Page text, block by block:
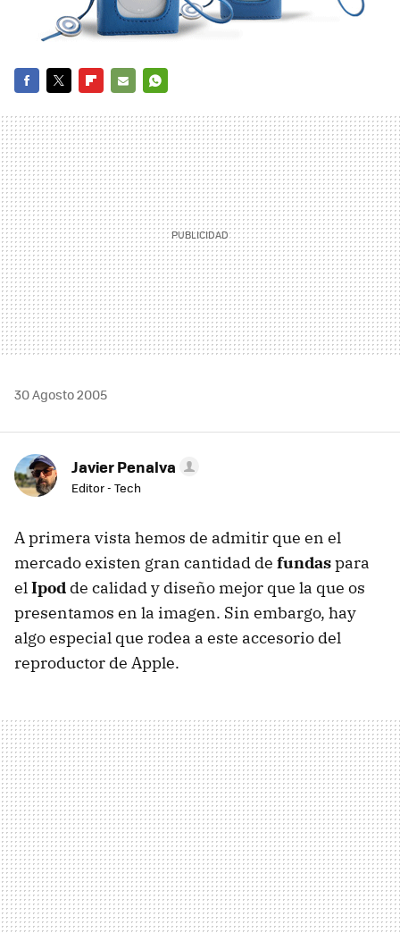
MAIL
30 Agosto 2005
Javier Penalva
Editor - Tech
A primera vista hemos de admitir que en el
mercado existen gran cantidad de fundaspara
elIpod de calidad y diseño mejor que la que os
presentamos en la imagen. Sin embargo, hay
algo especial que rodea a este accesorio del
reproductor de Apple.